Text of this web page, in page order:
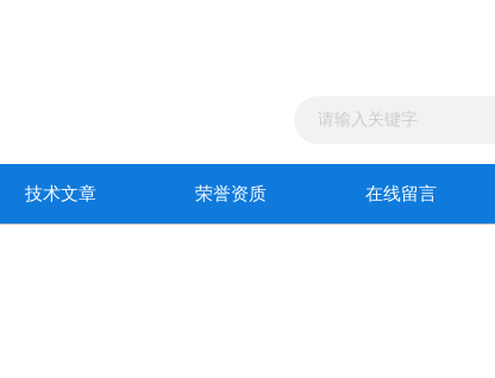
技术文章 荣誉资质 在线留言